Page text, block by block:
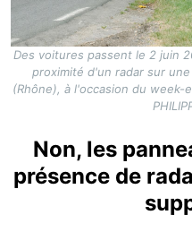
Des voitures passent le 2 juin
proximité d'un radar sur
(Rhône), à l'occasion du week-
Non, les
présence de